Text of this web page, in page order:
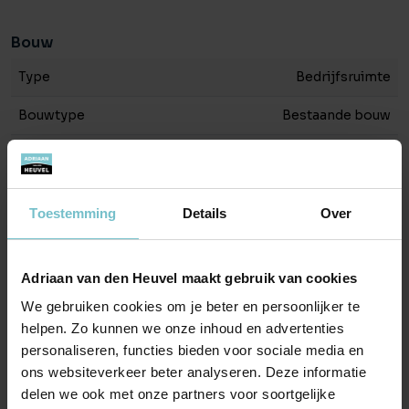
Toestemming Details Over
Adriaan van den Heuvel maakt gebruik van cookies
We gebruiken cookies om je beter en persoonlijker te
helpen. Zo kunnen we onze inhoud en advertenties
personaliseren, functies bieden voor sociale media en
ons websiteverkeer beter analyseren. Deze informatie
delen we ook met onze partners voor soortgelijke
Voorzieningen bedrijfsruimte:
– Monolitisch afgewerkte betonvloer;
– Elektrische overheaddeur;
– Opgetrokken in spouwmetselwerk i.c.m.
– TL-verlichting.
– 3 ruime slaapkamers;
– Garage/ Berging (geschikt voor 2 auto’s);
– Keuken met bijkeuken;
– Badkamer met doucheruimte, toilet en dubbele wastafel;
– Aparte toiletruimte;
– Airco aanwezig;
Bouw
Type Bedrijfsruimte
Bouwtype Bestaande bouw
Bouwjaar
Oppervlakten
Oppervlakte bedrijfshal 235 m²
Vrije hoogte 475 meter
Energie
Energielabel B